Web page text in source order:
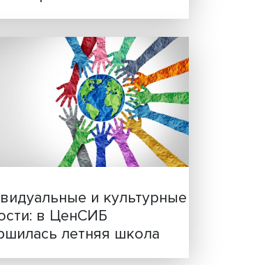
Иллюзия безопасности:
решения врачей